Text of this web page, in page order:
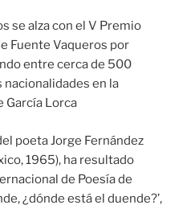
se alza con el V Premio
Fuente Vaqueros por
entre cerca de 500
en la
García Lorca
poeta Jorge Fernández
1965), ha resultado
de Poesía de
¿dónde está el duende?’,